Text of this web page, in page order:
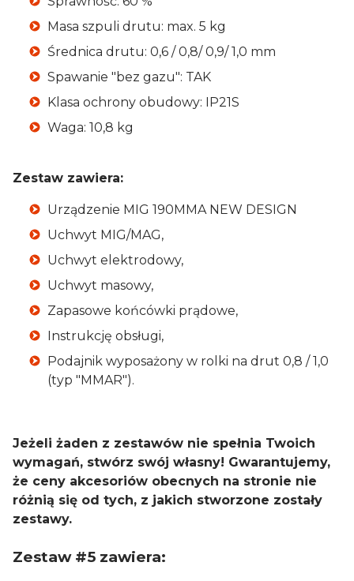
Masa szpuli drutu: max. 5 kg
Średnica drutu: 0,6 / 0,8/ 0,9/ 1,0 mm
Spawanie "bez gazu": TAK
Klasa ochrony obudowy: IP21S
Waga: 10,8 kg
Zestaw zawiera:
Urządzenie MIG 190MMA NEW DESIGN
Uchwyt MIG/MAG,
Uchwyt elektrodowy,
Uchwyt masowy,
Zapasowe końcówki prądowe,
Instrukcję obsługi,
Podajnik wyposażony w rolki na drut 0,8 / 1,0
(typ "MMAR").
Jeżeli żaden z zestawów nie spełnia Twoich
wymagań, stwórz swój własny! Gwarantujemy,
że ceny akcesoriów obecnych na stronie nie
różnią się od tych, z jakich stworzone zostały
zestawy.
Zestaw #5 zawiera: